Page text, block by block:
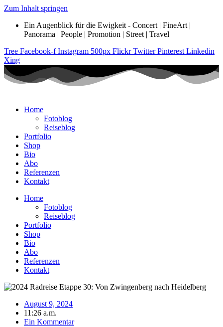
Zum Inhalt springen
Ein Augenblick für die Ewigkeit - Concert | FineArt |
Panorama | People | Promotion | Street | Travel
Tree Facebook-f Instagram 500px Flickr Twitter Pinterest Linkedin
Xing
Home
Fotoblog
Reiseblog
Portfolio
Shop
Bio
Abo
Referenzen
Kontakt
Home
Fotoblog
Reiseblog
Portfolio
Shop
Bio
Abo
Referenzen
Kontakt
August 9, 2024
11:26 a.m.
Ein Kommentar